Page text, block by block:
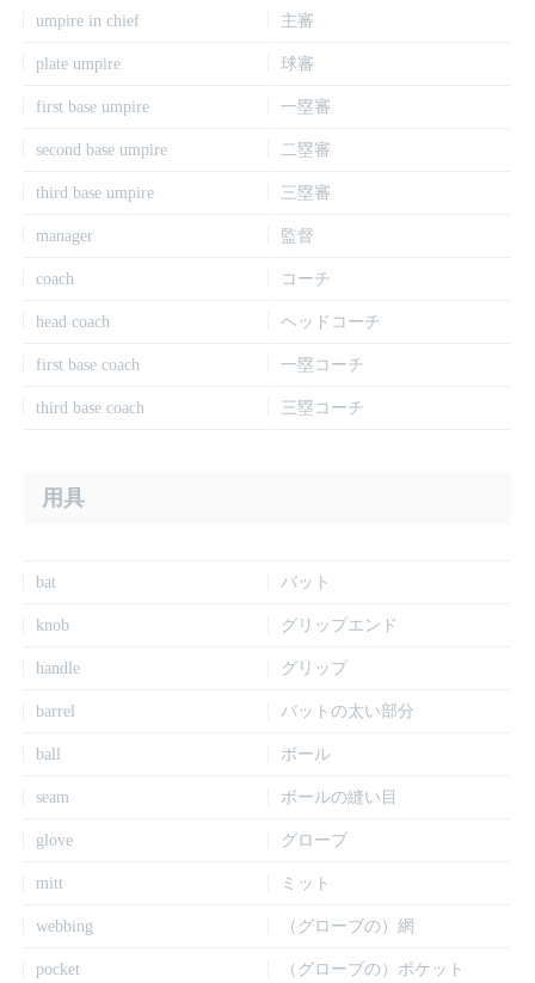
umpire in chief 主審
plate umpire 球審
first base umpire 一塁審
second base umpire 二塁審
third base umpire 三塁審
manager 監督
coach コーチ
head coach ヘッドコーチ
first base coach 一塁コーチ
third base coach 三塁コーチ
用具
bat バット
knob グリップエンド
handle グリップ
barrel バットの太い部分
ball ボール
seam ボールの縫い目
glove グローブ
mitt ミット
webbing （グローブの）網
pocket （グローブの）ポケット